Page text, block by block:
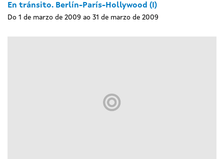
En tránsito. Berlín-París-Hollywood (I)
Do 1 de marzo de 2009 ao 31 de marzo de 2009